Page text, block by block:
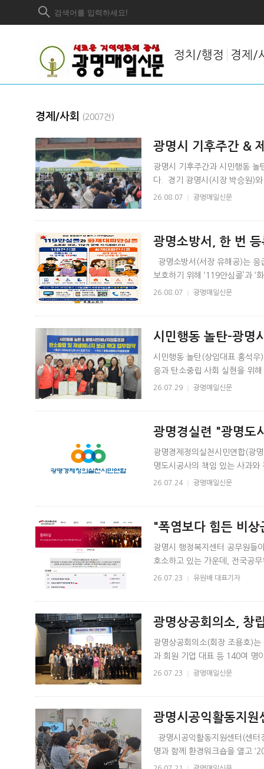
정치/행정 경제/
경제/사회 (2007건)
광명시 기후주간 &
월 24일 개최
광명시 기후주간과 시민행동
다. 경기 광명시(시장 박승원)
로 추진하는 '2026 광명시 기후
26.08.07 | 광명매일신문
광명소방서, 한 번
는 ‘안심콜’
광명소방서(서장 유해공)는 응
보호하기 위해 ‘119안심콜’과 ‘
‘119안심콜’은 질병&midd..
26.08.07 | 광명매일신문
시민행동 놀탄-광명
너지 확산 맞손
시민행동 놀탄(상임대표 홍석
응과 탄소중립 사회 실현을 위
사무실에서 '탄소중립 실천문화
26.07.29 | 광명매일신문
광명경실련 "광명도
밝히고 공식 사과해
광명경제정의실천시민연합(광
명도시공사의 책임 있는 사과
명도시공사가 시공사 부도 사
26.07.24 | 광명매일신문
"폭염보다 힘든 비
영 개선 촉구
광명시 행정복지센터 공무원들
호소하고 있는 가운데, 전국공
의하겠다는 입장을 밝혔다. 최
26.07.23 | 유원배 대표기자
광명상공회의소, 창
광명상공회의소(회장 조용호)
과 회원 기업 대표 등 140여 명
식은 지난 23년간 지역경제와
26.07.23 | 광명매일신문
광명시공익활동지
플랫폼 함께' 추진
광명시공익활동지원센터(센
명과 함께 환경워크숍을 열고
이번 환경워크숍은 지역 공익활